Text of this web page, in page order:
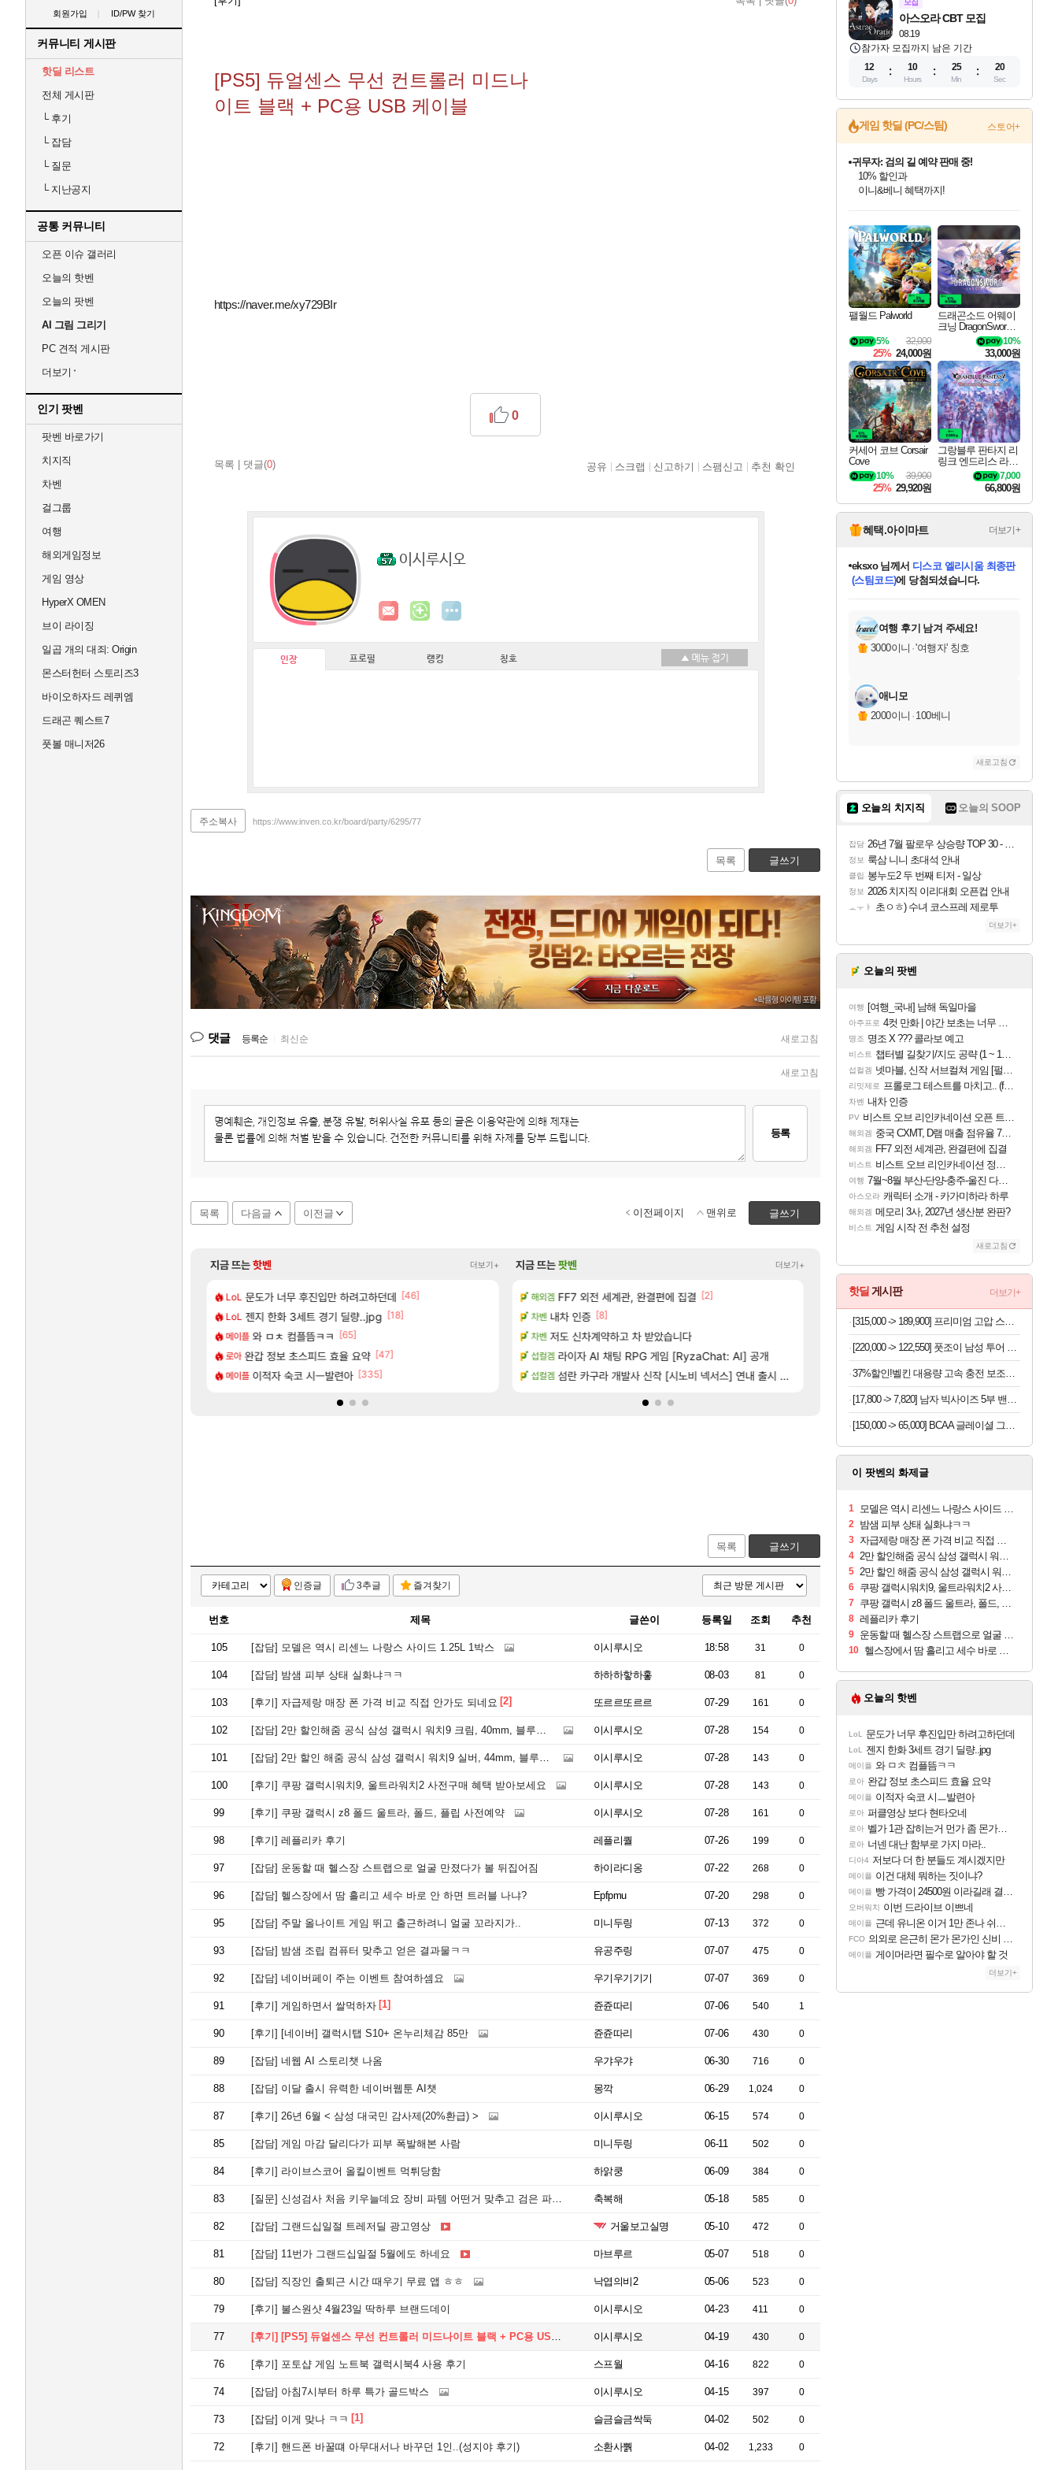
회원가입 ID/PW 찾기
커뮤니티 게시판
핫딜 리스트
전체 게시판
└후기
└잡담
└질문
└지난공지
공통 커뮤니티
오픈 이슈 갤러리
오늘의 핫벤
오늘의 팟벤
AI 그림 그리기
PC 견적 게시판
더보기
인기 팟벤
팟벤 바로가기
치지직
차벤
걸그룹
여행
해외게임정보
게임 영상
HyperX OMEN
브이 라이징
일곱 개의 대죄: Origin
몬스터헌터 스토리즈3
바이오하자드 레퀴엠
드래곤 퀘스트7
풋볼 매니저26
[PS5] 듀얼센스 무선 컨트롤러 미드나
이트 블랙 + PC용 USB 케이블
https://naver.me/xy729BIr
목록 댓글(0)
0
공유 스크랩 신고하기 스팸신고 추천 확인
이시루시오
인장 프로필 랭킹 칭호
주소복사 https://www.inven.co.kr/board/party/6295/77
목록 글쓰기
댓글 등록순 최신순 새로고침
새로고침
등록
목록 다음글 이전글 글쓰기
이전페이지 맨위로
지금 뜨는핫벤 더보기+
LoL 문도가 너무 후진입만 하려고하던데 [46]
LoL 젠지 한화 3세트 경기 딜량..jpg [18]
메이플 와 ㅁㅊ 컴플뜸ㅋㅋ
[65]
로아 완갑 정보 초스피드 효율 요약 [47]
메이플 이적자 숙코 시ㅡ발련아 [335]
로아 퍼클영상 보다 현타오네 [90]
로아 벨가 1관 잡히는거 먼가 좀 몬가몬가네..
로아 너넨 대난 함부로 가지 마라.. [45]
디아4 저보다 더 한 분들도 계시겠지만 [13]
메이플 이건 대체 뭐하는 짓이냐? [115]
메이플 빵 가격이 24500원 이라길래 결제 취소하고 나왔
오버워치 이번 드라이브 이쁘네
[4]
메이플 근데 유니온 이거 1만 존나 쉬운거같은데
FCO
의외로 은근히 몬가 몬가인 신비 치어리더
메이플 게이머라면 필수로 알아야 할 것 [114]
지금 뜨는팟벤 더보기+
여행 7년만에 가족여행을 다녀왔습니다. [1]
해외겜 스위치2판 ‘몬헌 와일즈’, 30~40fps 목표 추정
아스오라 「에린」 컨셉 포스터 공개
비스트 쿠를 먼저 보내서 기습하는 법
리싱크드 리싱크드 1.06 패치노트 (8/5)
해외겜 FF7 외전 세계관, 완결편에 집결 [2]
차벤 내차 인증 [8]
차벤 저도 신차계약하고 차 받았습니다
섭컬겜 라이자 AI 채팅 RPG 게임 [RyzaChat: AI] 공개
섭컬겜 섬란 카구라 개발사 신작 [시노비 넥서스] 연내 출시 예정
섭컬겜 넷마블, 신작 서브컬쳐 게임 [펄 인 블루] 티저 사이
비스트 챕터별 길찾기/지도 공략 (1 ~ 12장)
아주프로 4컷 만화 | 야간 보초는 너무 힘들어
리밋제로 테스트 때는 로비에 온라인 기능이 있는데
PV 비스트 오브 리인카네이션 오픈 트레일러
목록 글쓰기
인증글 3추글 즐겨찾기
번호 제목 글쓴이 등록일 조회 추천
105 [잡담] 모델은 역시 리센느 나랑스 사이드 1.25L 1박스 이시루시오 18:58 31 0
104 [잡담] 밤샘 피부 상태 실화냐ㅋㅋ 하하하핳하홓 08-03 81 0
103 [후기] 자급제랑 매장 폰 가격 비교 직접 안가도 되네요 [2] 또르르또르르 07-29 161 0
102 [잡담] 2만 할인해줌 공식 삼성 갤럭시 워치9 크림, 40mm, 블루투스 이시루시오 07-28 154 0
101 [잡담] 2만 할인 해줌 공식 삼성 갤럭시 워치9 실버, 44mm, 블루투스 이시루시오 07-28 143 0
100 [후기] 쿠팡 갤럭시워치9, 울트라워치2 사전구매 혜택 받아보세요 이시루시오 07-28 143 0
99 [후기] 쿠팡 갤럭시 z8 폴드 울트라, 폴드, 플립 사전예약 이시루시오 07-28 161 0
98 [후기] 레플리카 후기 레플리퀄 07-26 199 0
97 [잡담] 운동할 때 헬스장 스트랩으로 얼굴 만졌다가 볼 뒤집어짐 하이라디옹 07-22 268 0
96 [잡담] 헬스장에서 땀 흘리고 세수 바로 안 하면 트러블 나냐? Epfpmu 07-20 298 0
95 [잡담] 주말 올나이트 게임 뛰고 출근하려니 얼굴 꼬라지가.. 미니두링 07-13 372 0
93 [잡담] 밤샘 조립 컴퓨터 맞추고 얻은 결과물ㅋㅋ 유공주링 07-07 475 0
92 [잡담] 네이버페이 주는 이벤트 참여하셈요 우기우기기기 07-07 369 0
91 [후기] 게임하면서 쌀먹하자 [1] 쥰쥰따리 07-06 540 1
90 [후기] [네이버] 갤럭시탭 S10+ 온누리체감 85만 쥰쥰따리 07-06 430 0
89 [잡담] 네웹 AI 스토리챗 나옴 우갸우갸 06-30 716 0
88 [잡담] 이달 출시 유력한 네이버웹툰 AI챗 몽깍 06-29 1,024 0
87 [후기] 26년 6월 < 삼성 대국민 감사제(20%환급) > 이시루시오 06-15 574 0
85 [잡담] 게임 마감 달리다가 피부 폭발해본 사람 미니두링 06-11 502 0
84 [후기] 라이브스코어 올킬이벤트 먹튀당함 하앍쿵 06-09 384 0
83 [질문] 신성검사 처음 키우늘데요 장비 파템 어떤거 맞추고 검은 파템 어떤거 맞추나요 축복해 05-18 585 0
82 [잡담] 그랜드십일절 트레저딜 광고영상 거울보고실명 05-10 472 0
81 [잡담] 11번가 그랜드십일절 5월에도 하네요 마브루르 05-07 518 0
80 [잡담] 직장인 출퇴근 시간 때우기 무료 앱 ㅎㅎ 낙엽의비2 05-06 523 0
79 [후기] 불스원샷 4월23일 딱하루 브랜드데이 이시루시오 04-23 411 0
77 [후기] [PS5] 듀얼센스 무선 컨트롤러 미드나이트 블랙 + PC용 USB 케이블 이시루시오 04-19 430 0
76 [후기] 포토샵 게임 노트북 갤럭시북4 사용 후기 스프월 04-16 822 0
74 [잡담] 아침7시부터 하루 특가 골드박스 이시루시오 04-15 397 0
73 [잡담] 이게 맞나 ㅋㅋ [1] 슬금슬금싹둑 04-02 502 0
72 [후기] 핸드폰 바꿀떄 아무대서나 바꾸던 1인..(성지야 후기) 소환사뿱 04-02 1,233 0
모집
08.19
아스오라 CBT 모집
참가자 모집까지 남은 기간
12
Days
10
Hours
25
Min
19
Sec
게임 핫딜 (PC/스팀) 스토어+
최대 90% 할인가를 만나보세요!
네이버혜택과 함께 만나보세요!
50%할인&추가 적립까지!
귀무자: 검의 길 예약 판매 중!
10% 할인과
이니&베니 혜택까지!
네이버 혜택가와 함께 예약하세요!
할인&네이버혜택으로 만나보세요!
네이버페이 혜택과 만나보세요!
40주년 프로모션으로 만나보세요!
네이버 포인트 혜택까지!
할인가에 만나보세요!
일부 에디션 상시 할인!
혜택으로 예약 판매 중
편안하게 충전하세요
팰월드 Palworld
32,000
5%
25% 24,000원
드래곤소드 어웨이
크닝 DragonSword A
10%
33,000원
커세어 코브 Corsair
Cove
39,900
10%
25% 29,920원
그랑블루 판타지 리
링크 엔드리스 라그
나로크 Granblue Fa
ntasy Relink Endless
7,000
66,800원
혜택.아이마트 더보기+
당첨되셨습니다.
당첨되셨습니다.
eksxo님께서 디스코 엘리시움 최종판
(스팀코드)에 당첨되셨습니다.
당첨되셨습니다.
당첨되셨습니다.
에디션 (스팀코드) 를 교환.
당첨되셨습니다.
당첨되셨습니다.
당첨되셨습니다.
당첨되셨습니다.
여행 후기 남겨 주세요!
3000이니 ·'여행자' 칭호
애니모
2000이니 · 100베니
새로고침
오늘의 치지직 오늘의 SOOP
잡담 26년 7월 팔로우 상승량 TOP 30 - 월간 치지직
정보 룩삼 니니 초대석 안내
클립 봉누도2 두 번째 티저 - 일상
정보 2026 치지직 이리대회 오픈컵 안내
ㅗㅜㅑ 초ㅇㅎ) 수녀 코스프레 제로투
더보기+
오늘의 팟벤
여행 [여행_국내] 남해 독일마을
아주프로 4컷 만화 | 야간 보초는 너무 힘들어
명조 명조 X ??? 콜라보 예고
비스트 챕터별 길찾기/지도 공략 (1 ~ 12장)
섭컬겜 넷마블, 신작 서브컬쳐 게임 [펄 인 블루] 티저 사이트 오픈
리밋제로 프롤로그 테스트를 마치고.. (feat. 리아)
차벤 내차 인증
PV 비스트 오브 리인카네이션 오픈 트레일러
해외겜 중국 CXMT, D램 매출 점유율 7%…글로벌 4위로 부상
해외겜 FF7 외전 세계관, 완결편에 집결
비스트 비스트 오브 리인카네이션 정보/공략글 모음
여행 7월~8월 부산-단양-충주-울진 다녀왔어요~
아스오라 캐릭터 소개 - 카가미하라 하루
해외겜 메모리 3사, 2027년 생산분 완판?
비스트 게임 시작 전 추천 설정
새로고침
핫딜 게시판 더보기+
[315,000 -> 189,900] 프리미엄 고압 스팀 청소기 4BAR 초고압 1.6 대용량
[220,000 -> 122,550] 풋조이 남성 투어 골프화
37%할인!벨킨 대용량 고속 충전 보조배터리
[17,800 -> 7,820] 남자 빅사이즈 5부 밴딩바지
[150,000 -> 65,000] BCAA 글레이셜 그레이프 745g x 2개
이 팟벤의 화제글
1 모델은 역시 리센느 나랑스 사이드 1.25L 1박스
2 밤샘 피부 상태 실화냐ㅋㅋ
3 자급제랑 매장 폰 가격 비교 직접 안가도 되네요
4 2만 할인해줌 공식 삼성 갤럭시 워치9 크림, 40mm, 블루투스
5 2만 할인 해줌 공식 삼성 갤럭시 워치9 실버, 44mm, 블루투스
6 쿠팡 갤럭시워치9, 울트라워치2 사전구매 혜택 받아보세요
7 쿠팡 갤럭시 z8 폴드 울트라, 폴드, 플립 사전예약
8 레플리카 후기
9 운동할 때 헬스장 스트랩으로 얼굴 만졌다가 볼 뒤집어짐
10 헬스장에서 땀 흘리고 세수 바로 안 하면 트러블 나냐?
오늘의 핫벤
LoL 문도가 너무 후진입만 하려고하던데
LoL 젠지 한화 3세트 경기 딜량..jpg
메이플 와 ㅁㅊ 컴플뜸ㅋㅋ
로아 완갑 정보 초스피드 효율 요약
메이플 이적자 숙코 시ㅡ발련아
로아 퍼클영상 보다 현타오네
로아 벨가 1관 잡히는거 먼가 좀 몬가몬가네..
로아 너넨 대난 함부로 가지 마라..
디아4 저보다 더 한 분들도 계시겠지만
메이플 이건 대체 뭐하는 짓이냐?
메이플 빵 가격이 24500원 이라길래 결제 취소하고 나왔다
오버워치 이번 드라이브 이쁘네
메이플 근데 유니온 이거 1만 존나 쉬운거같은데
FCO 의외로 은근히 몬가 몬가인 신비 치어리더
메이플 게이머라면 필수로 알아야 할 것
더보기+